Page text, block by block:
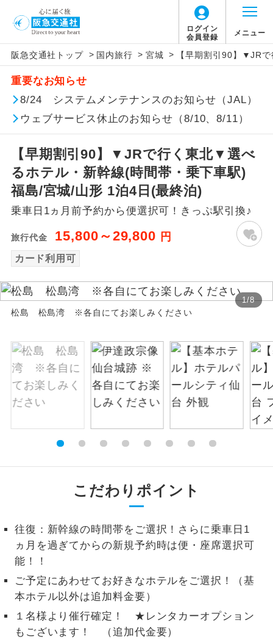
ログイン
会員登録
メニュー
阪急交通社トップ > 国内旅行 > 宮城 > 【早期割引90】▼JR
重要なお知らせ
8/24 システムメンテナンスのお知らせ（JAL）
ウェブサービス休止のお知らせ（8/10、8/11）
【早期割引90】▼JRで行く東北▼選べ
るホテル・新幹線(時間帯・乗下車駅)
福島/宮城/山形 1泊4日(最終泊)
乗車日1ヵ月前予約から便選択可！きっぷ駅引換♪
旅行代金 15,800～29,800 円
カード利用可
1/8
松島 松島湾 ※各自にてお楽しみください
こだわりポイント
往復：新幹線の時間帯をご選択！さらに乗車日1
ヵ月を過ぎてからの新規予約時は便・座席選択可
能！！
ご予定にあわせてお好きなホテルをご選択！（基
本ホテル以外は追加料金要）
１名様より催行確定！ ★レンタカーオプション
もございます！ （追加代金要）
アイコン 説明
添乗員同行
往路出発空港（駅）から復路到着空港
（駅）まで同行します。
現地添乗員同
行
現地到着空港（駅）から最終日出発空港
（駅）まで添乗員が同行します。
バスガイド乗
務
バスガイドが乗務し、車内での観光案内
があります。
世界遺産
絶景 絶景スポットに立ち寄るコースです。
露天風呂
ご宿泊ホテルに露天風呂が付いていま
す。
大浴場 ご宿泊ホテルに大浴場が付いています。
全食事付き
事の心配はいりません。（機内食を除
お部屋にてゆっくりとお召し上がりいた
だけます。
トラベルイヤ
ホン
周りの音を気にせず、ガイドさんの説明
をじっくり聞くことができます。
す。
2名様催行
す。